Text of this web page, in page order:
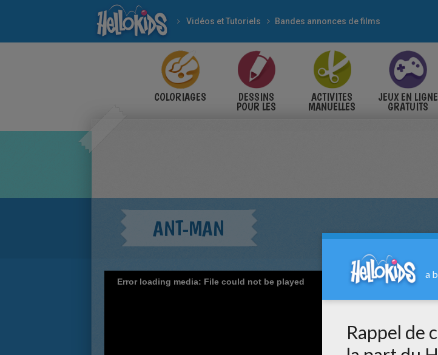
Vidéos et Tutoriels Bandes annonces de films
COLORIAGES DESSINS
POUR LES
ACTIVITES
MANUELLES
JEUX EN LIGNE
GRATUITS
ANT-MAN
Error loading media: File could not be played